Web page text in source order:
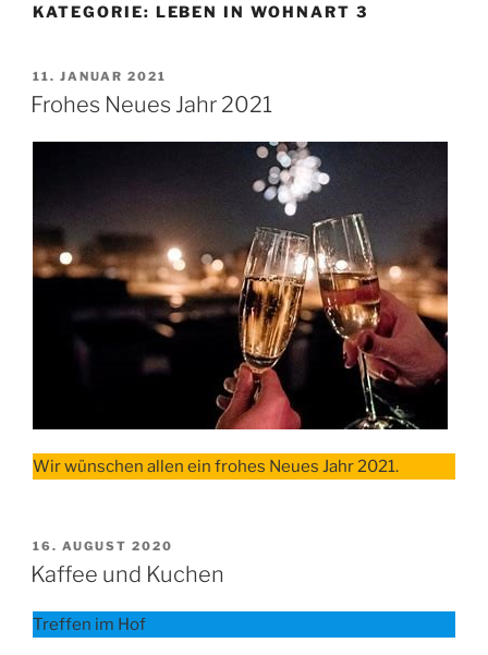
KATEGORIE: LEBEN IN WOHNART 3
VERÖFFENTLICHT
AM
11. JANUAR 2021
Frohes Neues Jahr 2021
Wir wünschen allen ein frohes Neues Jahr 2021.
VERÖFFENTLICHT
AM
16. AUGUST 2020
Kaffee und Kuchen
Treffen im Hof